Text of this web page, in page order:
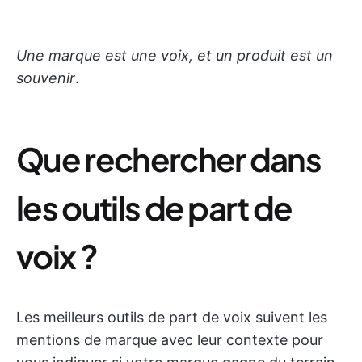
Une marque est une voix, et un produit est un
souvenir.
Que rechercher dans
les outils de part de
voix ?
Les meilleurs outils de part de voix suivent les
mentions de marque avec leur contexte pour